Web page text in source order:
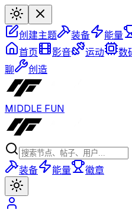
创建主题 装备 能量
首页
影音 运动 数
聊
创造
MIDDLE FUN
装备 能量 徽章